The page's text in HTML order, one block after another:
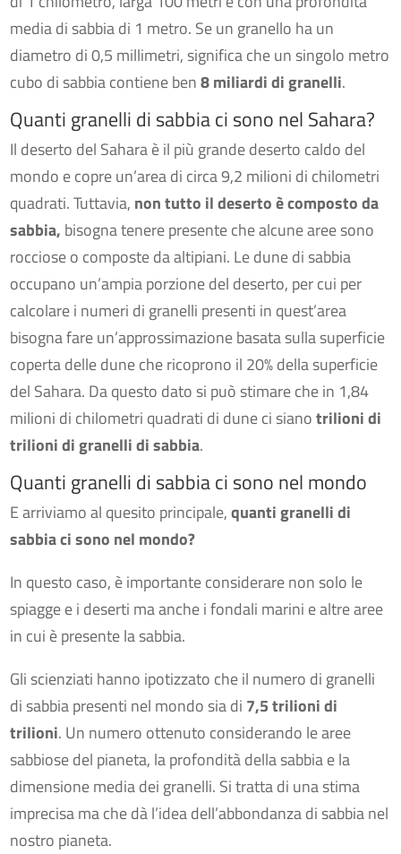
media di sabbia di 1 metro. Se un granello ha un
diametro di 0,5 millimetri, significa che un singolo metro
cubo di sabbia contiene ben8 miliardi di granelli.
Quanti granelli di sabbia ci sono nel Sahara?
Il deserto del Sahara è il più grande deserto caldo del
mondo e copre un’area di circa 9,2 milioni di chilometri
quadrati. Tuttavia, non tutto il deserto è composto da
sabbia, bisogna tenere presente che alcune aree sono
rocciose o composte da altipiani. Le dune di sabbia
occupano un’ampia porzione del deserto, per cui per
calcolare i numeri di granelli presenti in quest’area
bisogna fare un’approssimazione basata sulla superficie
coperta delle dune che ricoprono il 20% della superficie
del Sahara. Da questo dato si può stimare che in 1,84
milioni di chilometri quadrati di dune ci sianotrilioni di
trilioni di granelli di sabbia.
Quanti granelli di sabbia ci sono nel mondo
E arriviamo al quesito principale,quanti granelli di
sabbia ci sono nel mondo?
In questo caso, è importante considerare non solo le
spiagge e i deserti ma anche i fondali marini e altre aree
in cui è presente la sabbia.
Gli scienziati hanno ipotizzato che il numero di granelli
di sabbia presenti nel mondo sia di 7,5 trilioni di
trilioni. Un numero ottenuto considerando le aree
sabbiose del pianeta, la profondità della sabbia e la
dimensione media dei granelli. Si tratta di una stima
imprecisa ma che dà l’idea dell’abbondanza di sabbia nel
nostro pianeta.